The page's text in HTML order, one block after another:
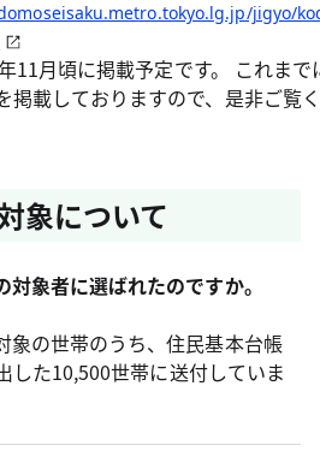
jigyo/
11月頃に掲載予定です。 これま
掲載しておりますので、是非ご覧
象について
対象者に選ばれたのですか。
象の世帯のうち、住民基本台帳
した10,500世帯に送付していま